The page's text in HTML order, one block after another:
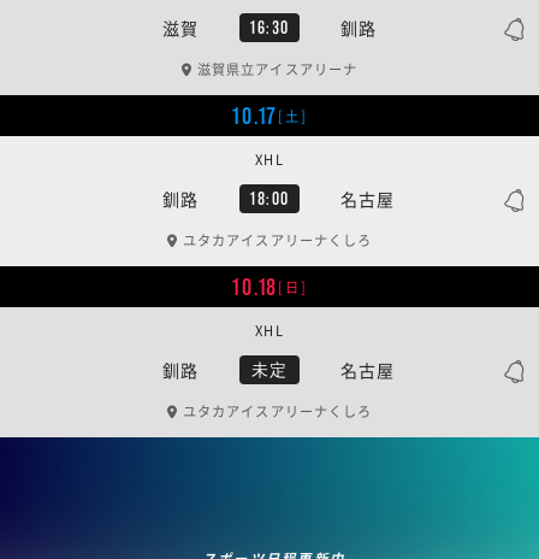
滋賀 16:30 釧路
滋賀県立アイスアリーナ
10.17[土]
釧路 18:00 名古屋
XHL
ユタカアイスアリーナくしろ
10.18[日]
釧路 未定 名古屋
XHL
ユタカアイスアリーナくしろ